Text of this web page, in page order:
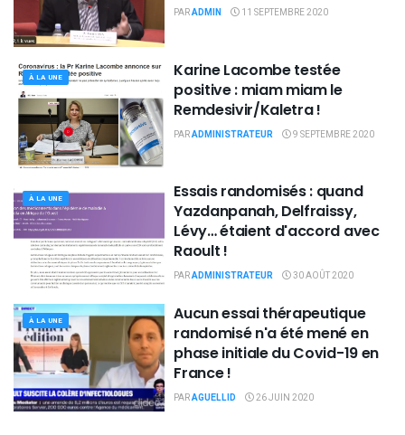
PARADMIN 11 SEPTEMBRE 2020
À LA UNE
Karine Lacombe testée
positive : miam miam le
Remdesivir/Kaletra !
PARADMINISTRATEUR 9 SEPTEMBRE 2020
À LA UNE
Essais randomisés : quand
Yazdanpanah, Delfraissy,
Lévy… étaient d'accord avec
Raoult !
PARADMINISTRATEUR 30 AOÛT 2020
À LA UNE
Aucun essai thérapeutique
randomisé n'a été mené en
phase initiale du Covid-19 en
France !
PARAGUELLID 26 JUIN 2020